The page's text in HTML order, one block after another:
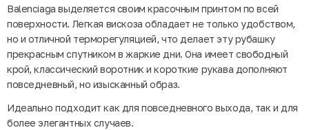
Balenciaga выделяется своим красочным принтом по всей
поверхности. Легкая вискоза обладает не только удобством,
но и отличной терморегуляцией, что делает эту рубашку
прекрасным спутником в жаркие дни. Она имеет свободный
крой, классический воротник и короткие рукава дополняют
повседневный, но изысканный образ.
Идеально подходит как для повседневного выхода, так и для
более элегантных случаев.